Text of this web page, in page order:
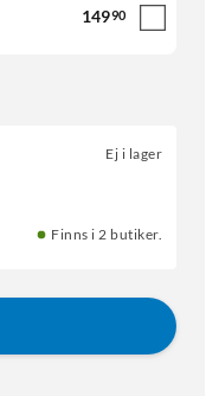
14990
Ej i lager
Finns i 2 butiker.